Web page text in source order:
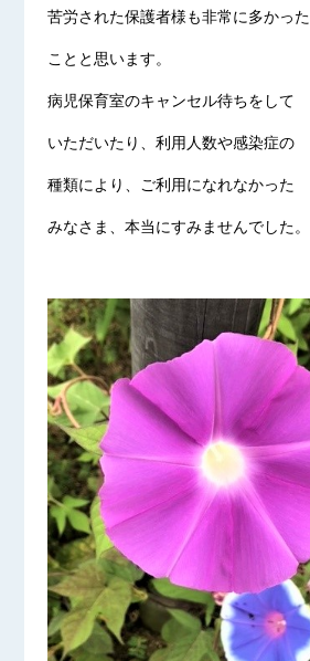
苦労された保護者様も非常に多かった
ことと思います。
病児保育室のキャンセル待ちをして
いただいたり、利用人数や感染症の
種類により、ご利用になれなかった
みなさま、本当にすみませんでした。